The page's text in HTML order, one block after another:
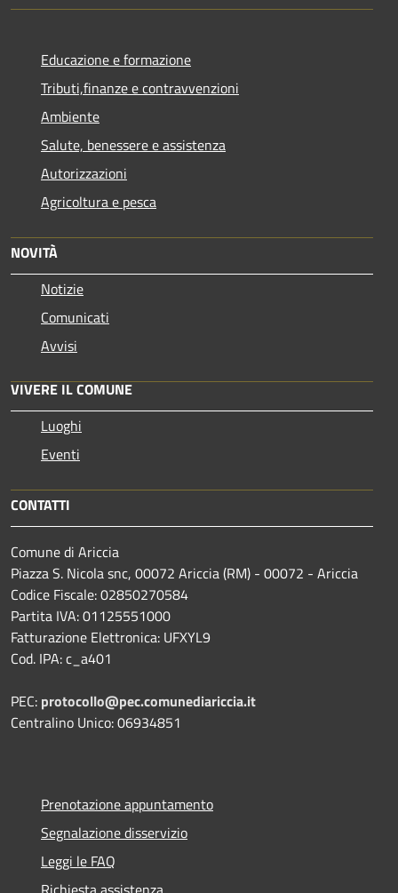
Educazione e formazione
Tributi,finanze e contravvenzioni
Ambiente
Salute, benessere e assistenza
Autorizzazioni
Agricoltura e pesca
NOVITÀ
Notizie
Comunicati
Avvisi
VIVERE IL COMUNE
Luoghi
Eventi
CONTATTI
Comune di Ariccia
Piazza S. Nicola snc, 00072 Ariccia (RM) - 00072 - Ariccia
Codice Fiscale: 02850270584
Partita IVA: 01125551000
Fatturazione Elettronica: UFXYL9
Cod. IPA: c_a401
PEC: protocollo@pec.comunediariccia.it
Centralino Unico: 06934851
Prenotazione appuntamento
Segnalazione disservizio
Leggi le FAQ